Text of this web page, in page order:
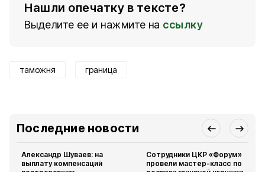
Нашли опечатку в тексте?
Выделите ее и нажмите на ссылку
таможня граница
Последние новости
Александр Шуваев: на
выплату компенсаций
Сотрудники ЦКР «Форум»
провели мастер-класс по